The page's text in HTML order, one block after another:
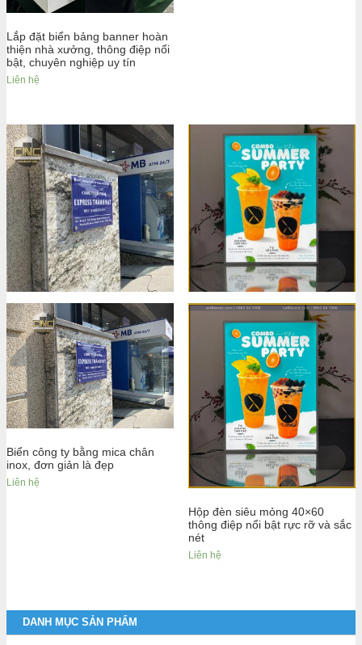
Lắp đặt biển bảng banner hoàn
thiện nhà xưởng, thông điệp nổi
bật, chuyên nghiệp uy tín
Liên hệ
Biển công ty bằng mica chân
inox, đơn giản là đẹp
Liên hệ
Hộp đèn siêu mỏng 40×60
thông điệp nổi bật rực rỡ và sắc
nét
Liên hệ
DANH MỤC SẢN PHẨM